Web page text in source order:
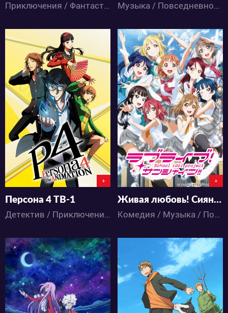
Приключения / Фантастика / Аниме Музыка / Повседневность / Аниме
14946
3 29
+
Персона 4 ТВ-1
Детектив / Приключения / Аниме
11267
1 9
+
Живая любовь! Сияние! (второй сезон)
Комедия / Музыка / Повседневность / Аниме
11261 10788